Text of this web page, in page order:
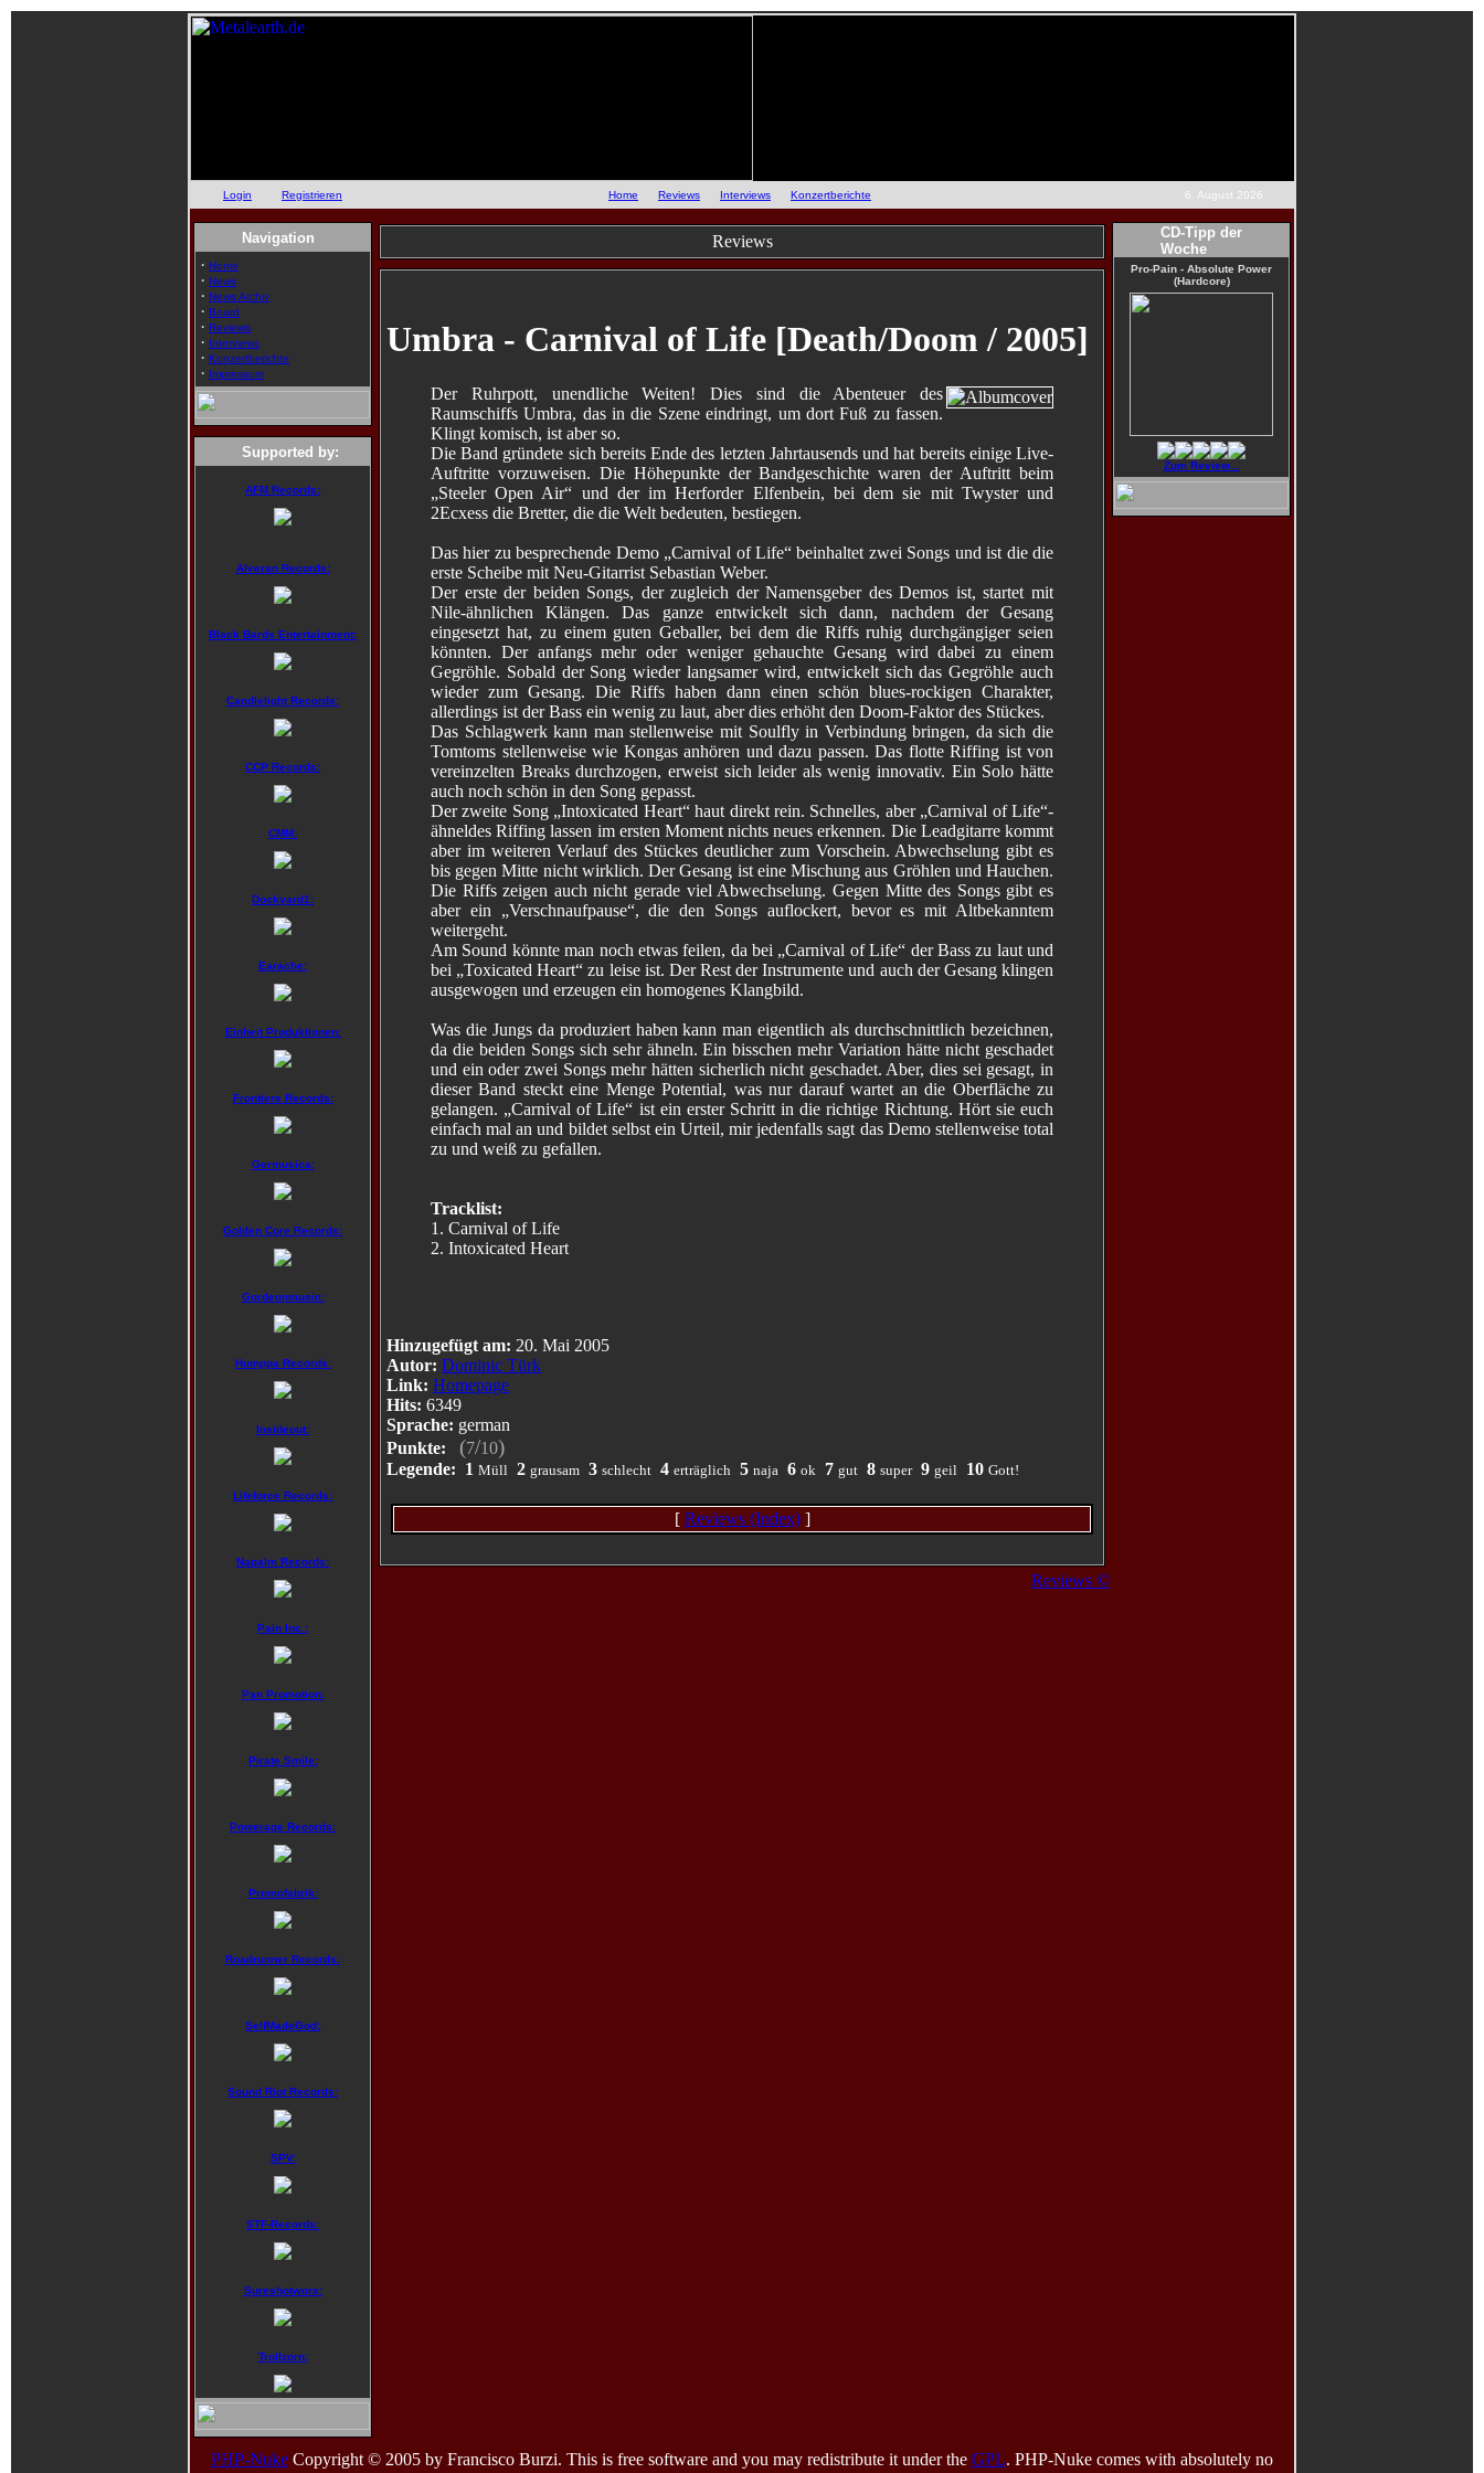
Login Registrieren Home Reviews Interviews Konzertberichte 6. August 2026
Navigation
· Home
· News
· News Archiv
· Board
· Reviews
· Interviews
· Konzertberichte
· Impressum
Supported by:
AFM Records:
Alveran Records:
Black Bards Entertainment:
Candlelight Records:
CCP Records:
CMM:
Dockyard1:
Earache:
Einheit Produktionen:
Frontiers Records:
Germusica:
Golden Core Records:
Gordeonmusic:
Humppa Records:
Insideout:
Lifeforce Records:
Napalm Records:
Pain Inc.:
Pan Promotion:
Pirate Smile:
Powerage Records:
Promofabrik:
Roadrunner Records:
SelfMadeGod:
Sound Riot Records:
SPV:
STF-Records:
Sureshotworx:
Trollzorn:
Reviews
Umbra - Carnival of Life [Death/Doom / 2005]
Der Ruhrpott, unendliche Weiten! Dies sind die Abenteuer des
Raumschiffs Umbra, das in die Szene eindringt, um dort Fuß zu fassen.
Klingt komisch, ist aber so.
Die Band gründete sich bereits Ende des letzten Jahrtausends und hat bereits einige Live-
Auftritte vorzuweisen. Die Höhepunkte der Bandgeschichte waren der Auftritt beim
„Steeler Open Air“ und der im Herforder Elfenbein, bei dem sie mit Twyster und
2Ecxess die Bretter, die die Welt bedeuten, bestiegen.
Das hier zu besprechende Demo „Carnival of Life“ beinhaltet zwei Songs und ist die die
erste Scheibe mit Neu-Gitarrist Sebastian Weber.
Der erste der beiden Songs, der zugleich der Namensgeber des Demos ist, startet mit
Nile-ähnlichen Klängen. Das ganze entwickelt sich dann, nachdem der Gesang
eingesetzt hat, zu einem guten Geballer, bei dem die Riffs ruhig durchgängiger seien
könnten. Der anfangs mehr oder weniger gehauchte Gesang wird dabei zu einem
Gegröhle. Sobald der Song wieder langsamer wird, entwickelt sich das Gegröhle auch
wieder zum Gesang. Die Riffs haben dann einen schön blues-rockigen Charakter,
allerdings ist der Bass ein wenig zu laut, aber dies erhöht den Doom-Faktor des Stückes.
Das Schlagwerk kann man stellenweise mit Soulfly in Verbindung bringen, da sich die
Tomtoms stellenweise wie Kongas anhören und dazu passen. Das flotte Riffing ist von
vereinzelten Breaks durchzogen, erweist sich leider als wenig innovativ. Ein Solo hätte
auch noch schön in den Song gepasst.
Der zweite Song „Intoxicated Heart“ haut direkt rein. Schnelles, aber „Carnival of Life“-
ähneldes Riffing lassen im ersten Moment nichts neues erkennen. Die Leadgitarre kommt
aber im weiteren Verlauf des Stückes deutlicher zum Vorschein. Abwechselung gibt es
bis gegen Mitte nicht wirklich. Der Gesang ist eine Mischung aus Gröhlen und Hauchen.
Die Riffs zeigen auch nicht gerade viel Abwechselung. Gegen Mitte des Songs gibt es
aber ein „Verschnaufpause“, die den Songs auflockert, bevor es mit Altbekanntem
weitergeht.
Am Sound könnte man noch etwas feilen, da bei „Carnival of Life“ der Bass zu laut und
bei „Toxicated Heart“ zu leise ist. Der Rest der Instrumente und auch der Gesang klingen
ausgewogen und erzeugen ein homogenes Klangbild.
Was die Jungs da produziert haben kann man eigentlich als durchschnittlich bezeichnen,
da die beiden Songs sich sehr ähneln. Ein bisschen mehr Variation hätte nicht geschadet
und ein oder zwei Songs mehr hätten sicherlich nicht geschadet. Aber, dies sei gesagt, in
dieser Band steckt eine Menge Potential, was nur darauf wartet an die Oberfläche zu
gelangen. „Carnival of Life“ ist ein erster Schritt in die richtige Richtung. Hört sie euch
einfach mal an und bildet selbst ein Urteil, mir jedenfalls sagt das Demo stellenweise total
zu und weiß zu gefallen.
Tracklist:
1. Carnival of Life
2. Intoxicated Heart
Hinzugefügt am: 20. Mai 2005
Autor: Dominic Türk
Link: Homepage
Hits: 6349
Sprache: german
Punkte:
(7/10)
Legende: 1 Müll 2 grausam 3 schlecht 4 erträglich 5 naja 6 ok 7 gut 8 super 9 geil 10 Gott!
[ Reviews (Index)]
Reviews ©
CD-Tipp der
Woche
Pro-Pain - Absolute Power
(Hardcore)
Zum Review...
PHP-NukeCopyright © 2005 by Francisco Burzi. This is free software and you may redistribute it under the GPL. PHP-Nuke comes with absolutely no